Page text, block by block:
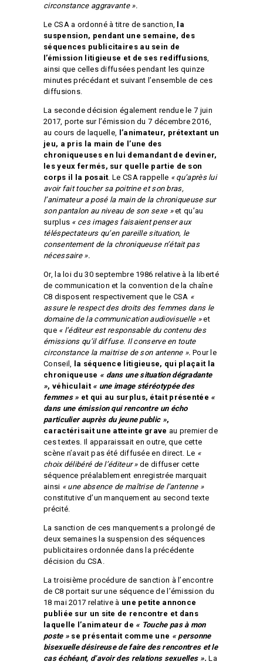
circonstance aggravante ».
Le CSA a ordonné à titre de sanction,
la
suspension, pendant une semaine, des
séquences publicitaires au sein de
l’émission litigieuse et de ses rediffusions,
ainsi que celles diffusées pendant les quinze
minutes précédant et suivant l’ensemble de ces
diffusions.
La seconde décision également rendue le 7 juin
2017, porte sur l’émission du 7 décembre 2016,
au cours de laquelle, l’animateur, prétextant un
jeu, a pris la main de l’une des
chroniqueuses en lui demandant de deviner,
les yeux fermés, sur quelle partie de son
corps il la posait. Le CSA rappelle « qu’après lui
avoir fait toucher sa poitrine et son bras,
l’animateur a posé la main de la chroniqueuse sur
son pantalon au niveau de son sexe »et qu’au
surplus « ces images faisaient penser aux
téléspectateurs qu’en pareille situation, le
consentement de la chroniqueuse n’était pas
nécessaire ».
Or, la loi du 30 septembre 1986 relative à la liberté
de communication et la convention de la chaîne
C8 disposent respectivement que le CSA «
assure le respect des droits des femmes dans le
domaine de la communication audiovisuelle »et
que « l’éditeur est responsable du contenu des
émissions qu’il diffuse. Il conserve en toute
circonstance la maitrise de son antenne ». Pour le
Conseil,
la séquence litigieuse, qui plaçait la
chroniqueuse « dans une situation dégradante
», véhiculait « une image stéréotypée des
femmes » et qui au surplus, était présentée «
dans une émission qui rencontre un écho
particulier auprès du jeune public »,
caractérisait une atteinte grave au premier de
ces textes. Il apparaissait en outre, que cette
scène n’avait pas été diffusée en direct. Le «
choix délibéré de l’éditeur »de diffuser cette
séquence préalablement enregistrée marquait
ainsi « une absence de maîtrise de l’antenne »
constitutive d’un manquement au second texte
précité.
La sanction de ces manquements a prolongé de
deux semaines la suspension des séquences
publicitaires ordonnée dans la précédente
décision du CSA.
La troisième procédure de sanction à l’encontre
de C8 portait sur une séquence de l’émission du
18 mai 2017 relative à une petite annonce
publiée sur un site de rencontre et dans
laquelle l’animateur de « Touche pas à mon
poste » se présentait comme une « personne
bisexuelle désireuse de faire des rencontres et le
cas échéant, d’avoir des relations sexuelles ».La